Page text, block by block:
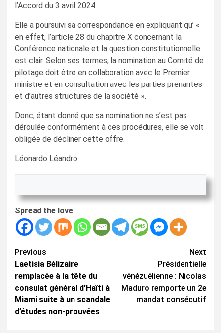
l’Accord du 3 avril 2024.
Elle a poursuivi sa correspondance en expliquant qu’ «
en effet, l’article 28 du chapitre X concernant la
Conférence nationale et la question constitutionnelle
est clair. Selon ses termes, la nomination au Comité de
pilotage doit être en collaboration avec le Premier
ministre et en consultation avec les parties prenantes
et d’autres structures de la société ».
Donc, étant donné que sa nomination ne s’est pas
déroulée conformément à ces procédures, elle se voit
obligée de décliner cette offre.
Léonardo Léandro
Spread the love
Continue
Reading
Previous
Laetisia Bélizaire
remplacée à la tête du
consulat général d’Haïti à
Miami suite à un scandale
d’études non-prouvées
Next
Présidentielle
vénézuélienne : Nicolas
Maduro remporte un 2e
mandat consécutif